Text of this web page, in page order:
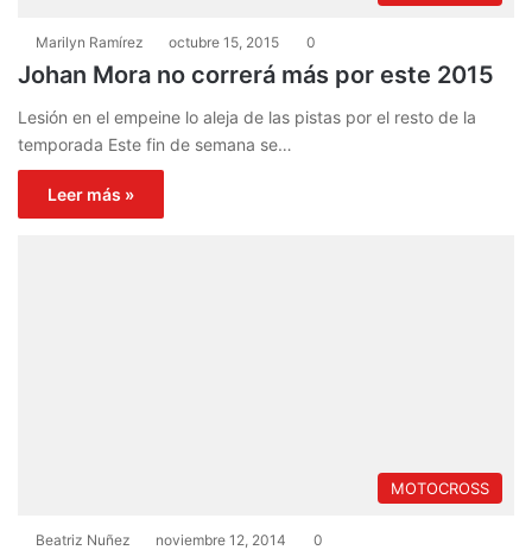
Marilyn Ramírez octubre 15, 2015 0
Johan Mora no correrá más por este 2015
Lesión en el empeine lo aleja de las pistas por el resto de la
temporada Este fin de semana se…
Leer más »
MOTOCROSS
Beatriz Nuñez noviembre 12, 2014 0